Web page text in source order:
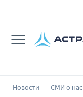
Новости СМИ о нас